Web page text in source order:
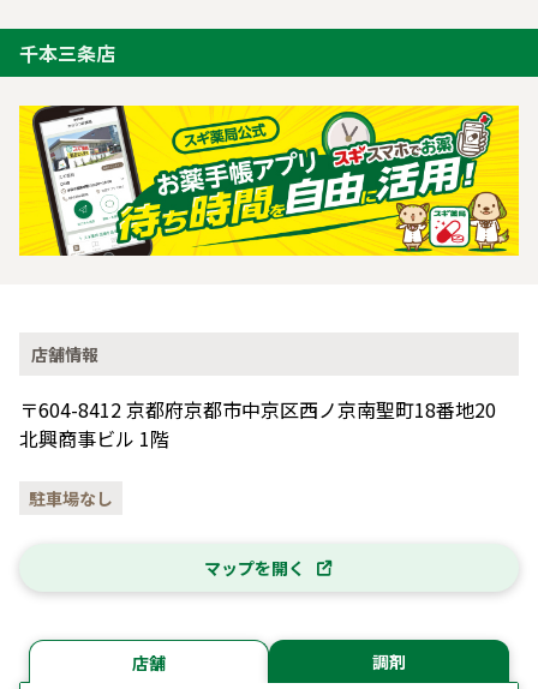
千本三条店
店舗情報
〒604-8412 京都府京都市中京区西ノ京南聖町18番地20
北興商事ビル 1階
駐車場なし
マップを開く
店舗 調剤